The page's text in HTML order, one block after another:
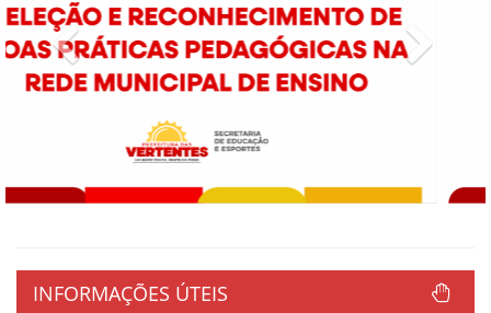
Previous
INFORMAÇÕES ÚTEIS